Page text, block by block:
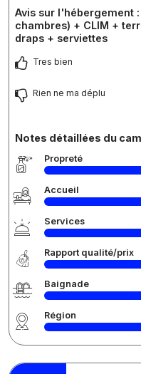
Avis sur l'hébergement
chambres) + CLIM +
draps + serviettes
Tres bien
Rien ne ma déplu
Notes détaillées du
Propreté
Accueil
Services
Rapport qualité/prix
Baignade
Région